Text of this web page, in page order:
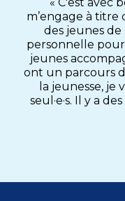
« C'est avec
m’engage à
des jeunes de
personnelle pour
jeunes
ont un parcours
la jeunesse, je
seul·e·s. Il y a